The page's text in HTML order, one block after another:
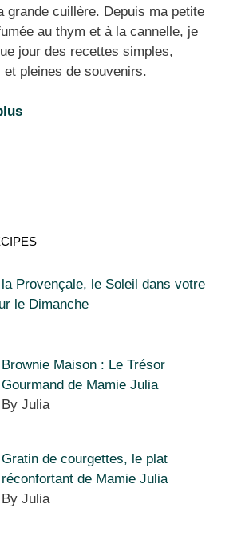
cuillère. Depuis ma petite
au thym et à la cannelle, je
jour des recettes simples,
et pleines de souvenirs.
Provençale, le Soleil dans votre
le Dimanche
Brownie Maison : Le Trésor
Gourmand de Mamie Julia
By Julia
Gratin de courgettes, le plat
réconfortant de Mamie Julia
By Julia